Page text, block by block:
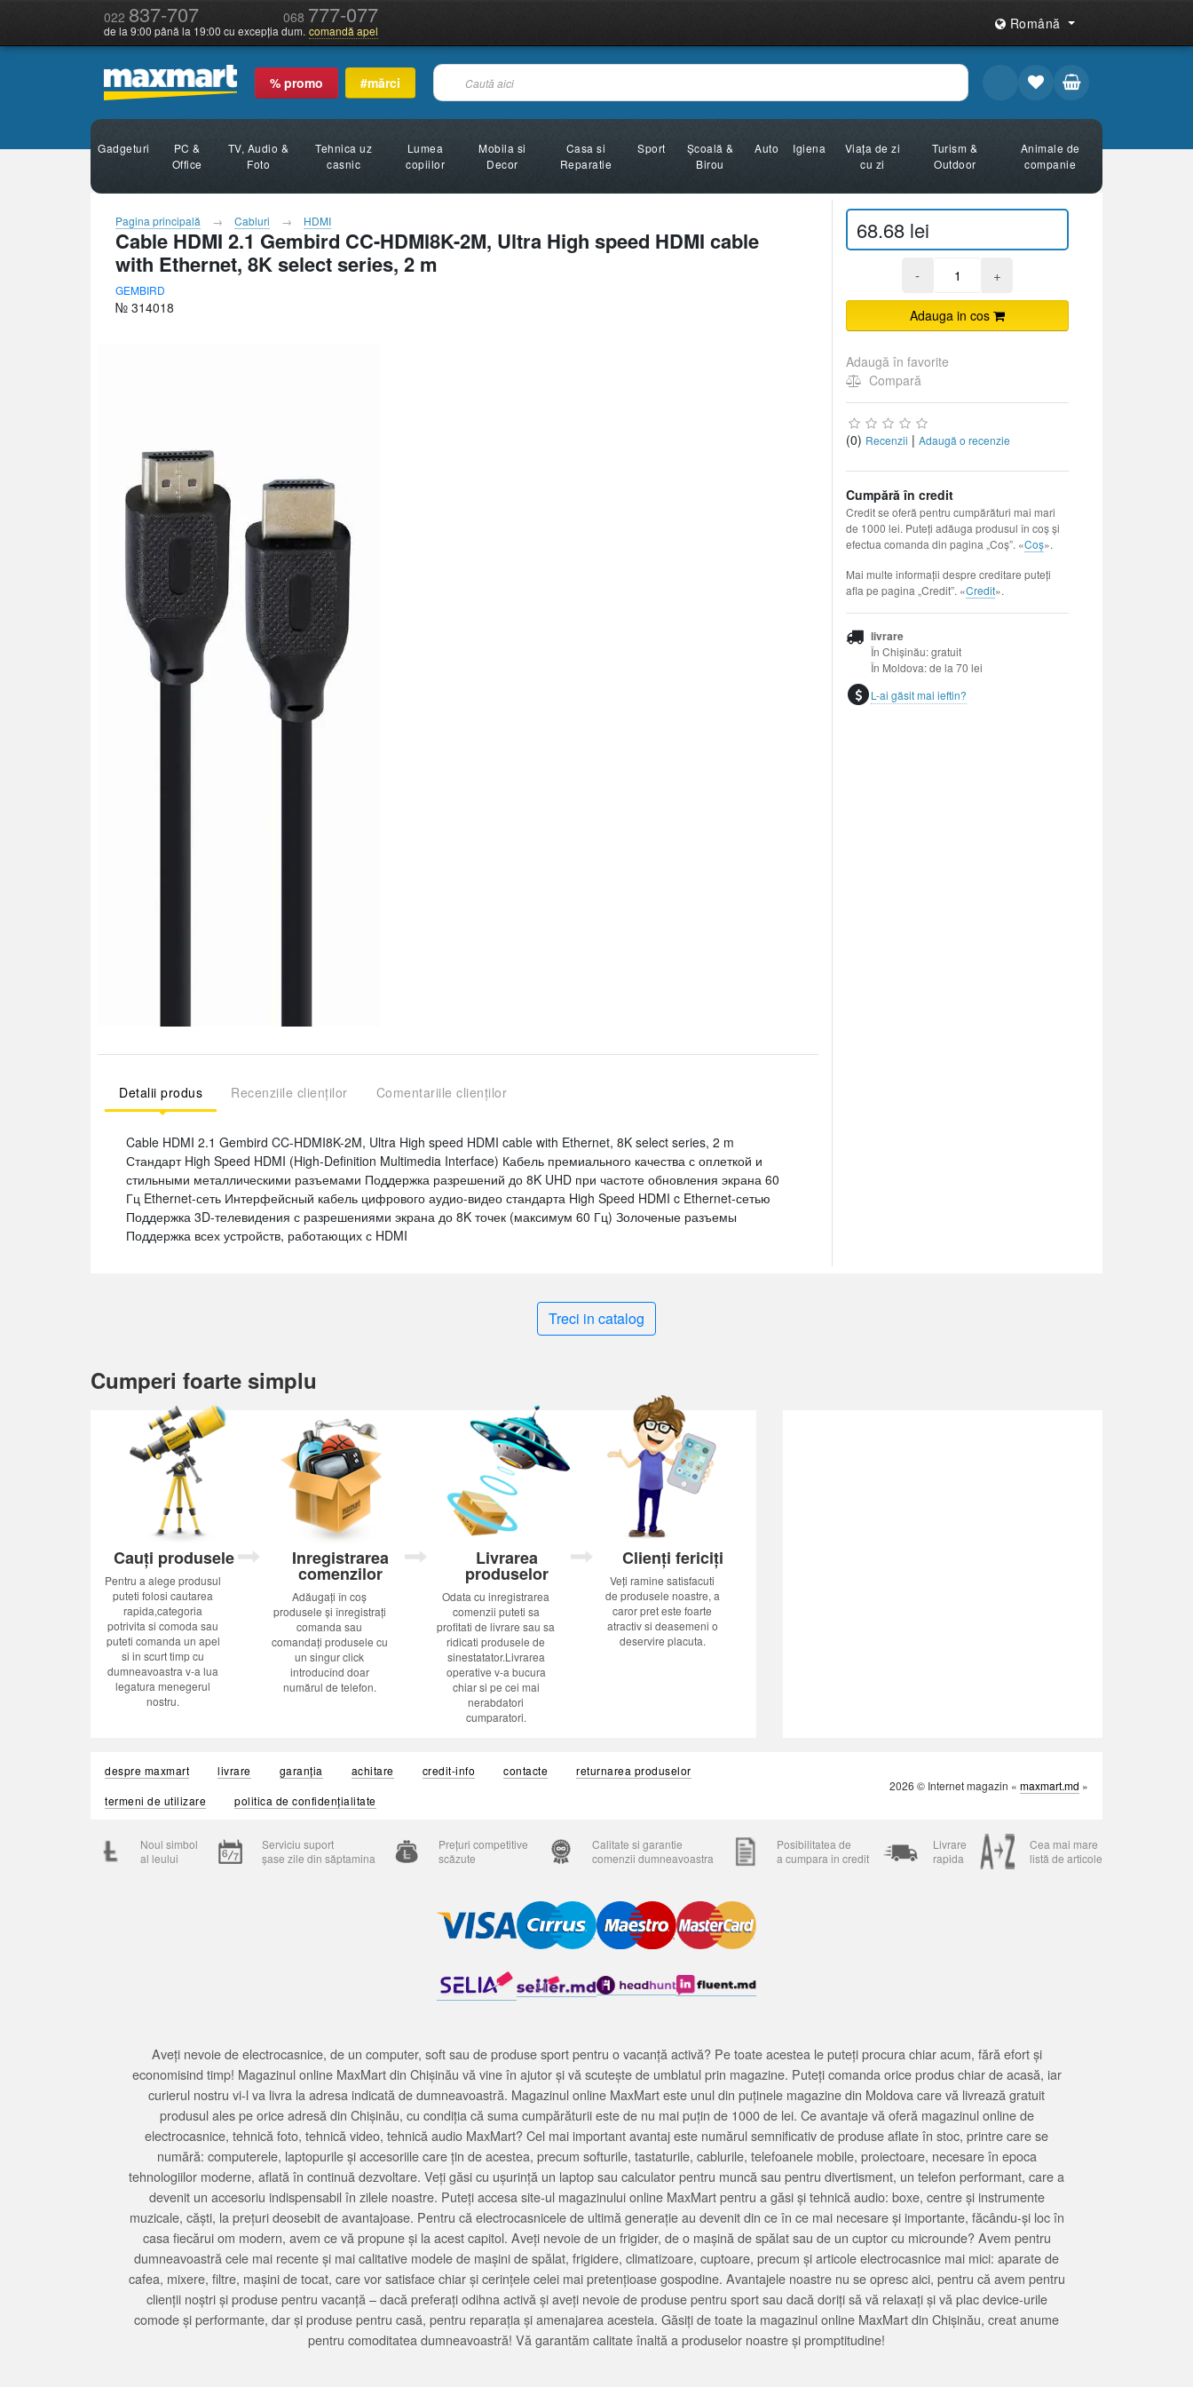
022 837-707 068 777-077
de la 9:00 până la 19:00 cu excepția dum. comandă apel Română
% promo #mărci
Gadgeturi
PC &
Office
TV, Audio &
Foto
Tehnica uz
casnic
Lumea
copiilor
Mobila si
Decor
Casa si
Reparatie
Sport
Şcoală &
Birou
Auto Igiena
Viața de zi
cu zi
Turism &
Outdoor
Animale de
companie
Pagina principală Cabluri HDMI
Cable HDMI 2.1 Gembird CC-HDMI8K-2M, Ultra High speed HDMI cable
with Ethernet, 8K select series, 2 m
GEMBIRD
№ 314018
Detalii produs Recenziile clienților Comentariile clienților
Cable HDMI 2.1 Gembird CC-HDMI8K-2M, Ultra High speed HDMI cable with Ethernet, 8K select series, 2 m
Стандарт High Speed HDMI (High-Definition Multimedia Interface) Кабель премиального качества с оплеткой и
стильными металлическими разъемами Поддержка разрешений до 8K UHD при частоте обновления экрана 60
Гц Ethernet-сеть Интерфейсный кабель цифрового аудио-видео стандарта High Speed HDMI c Ethernet-сетью
Поддержка 3D-телевидения с разрешениями экрана до 8K точек (максимум 60 Гц) Золоченые разъемы
Поддержка всех устройств, работающих с HDMI
68.68 lei
- +
Adauga in cos
Adaugă în favorite
Compară
(0) Recenzii | Adaugă o recenzie
Cumpără în credit
Credit se oferă pentru cumpărături mai mari
de 1000 lei. Puteți adăuga produsul în coș și
efectua comanda din pagina „Coș”. «Coș».
Mai multe informații despre creditare puteți
afla pe pagina „Credit”. «Credit».
livrare
În Chișinău: gratuit
În Moldova: de la 70 lei
L-ai găsit mai ieftin?
Treci in catalog
Cumperi foarte simplu
Cauți produsele
Pentru a alege produsul
puteti folosi cautarea
rapida,categoria
potrivita si comoda sau
puteti comanda un apel
si in scurt timp cu
dumneavoastra v-a lua
legatura menegerul
nostru.
Inregistrarea
comenzilor
Adăugați în coș
produsele și înregistrați
comanda sau
comandați produsele cu
un singur click
introducînd doar
numărul de telefon.
Livrarea
produselor
Odata cu inregistrarea
comenzii puteti sa
profitati de livrare sau sa
ridicati produsele de
sinestatator.Livrarea
operative v-a bucura
chiar si pe cei mai
nerabdatori
cumparatori.
Clienți fericiți
Veți ramine satisfacuti
de produsele noastre, a
caror pret este foarte
atractiv si deasemeni o
deservire placuta.
despre maxmart livrare garanția achitare credit-info contacte
returnarea produselor
termeni de utilizare
politica de confidențialitate
2026 © Internet magazin « maxmart.md »
Noul simbol
al leului
Serviciu suport
șase zile din săptamina
Prețuri competitive
scăzute
Calitate si garantie
comenzii dumneavoastra
Posibilitatea de
a cumpara in credit
Livrare
rapida
Cea mai mare
listă de articole
Aveți nevoie de electrocasnice, de un computer, soft sau de produse sport pentru o vacanță activă? Pe toate acestea le puteți procura chiar acum, fără efort și
economisind timp! Magazinul online MaxMart din Chișinău vă vine în ajutor și vă scutește de umblatul prin magazine. Puteți comanda orice produs chiar de acasă, iar
curierul nostru vi-l va livra la adresa indicată de dumneavoastră. Magazinul online MaxMart este unul din puținele magazine din Moldova care vă livrează gratuit
produsul ales pe orice adresă din Chișinău, cu condiția că suma cumpărăturii este de nu mai puțin de 1000 de lei. Ce avantaje vă oferă magazinul online de
electrocasnice, tehnică foto, tehnică video, tehnică audio MaxMart? Cel mai important avantaj este numărul semnificativ de produse aflate în stoc, printre care se
numără: computerele, laptopurile și accesoriile care țin de acestea, precum softurile, tastaturile, cablurile, telefoanele mobile, proiectoare, necesare în epoca
tehnologiilor moderne, aflată în continuă dezvoltare. Veți găsi cu ușurință un laptop sau calculator pentru muncă sau pentru divertisment, un telefon performant, care a
devenit un accesoriu indispensabil în zilele noastre. Puteți accesa site-ul magazinului online MaxMart pentru a găsi și tehnică audio: boxe, centre și instrumente
muzicale, căști, la prețuri deosebit de avantajoase. Pentru că electrocasnicele de ultimă generație au devenit din ce în ce mai necesare și importante, făcându-și loc în
casa fiecărui om modern, avem ce vă propune și la acest capitol. Aveți nevoie de un frigider, de o mașină de spălat sau de un cuptor cu microunde? Avem pentru
dumneavoastră cele mai recente și mai calitative modele de mașini de spălat, frigidere, climatizoare, cuptoare, precum și articole electrocasnice mai mici: aparate de
cafea, mixere, filtre, mașini de tocat, care vor satisface chiar și cerințele celei mai pretențioase gospodine. Avantajele noastre nu se opresc aici, pentru că avem pentru
clienții noștri și produse pentru vacanță – dacă preferați odihna activă și aveți nevoie de produse pentru sport sau dacă doriți să vă relaxați și vă plac device-urile
comode și performante, dar și produse pentru casă, pentru reparația și amenajarea acesteia. Găsiți de toate la magazinul online MaxMart din Chișinău, creat anume
pentru comoditatea dumneavoastră! Vă garantăm calitate înaltă a produselor noastre și promptitudine!